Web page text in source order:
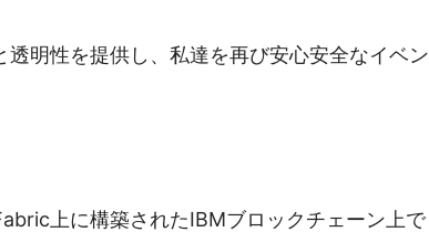
明性を提供し、私達を再び安心安全なイベン
上に構築されたIBMブロックチェーン上で